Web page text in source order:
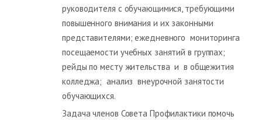
руководителя с обучающимися, требующими
повышенного внимания и их законными
представителями; ежедневного мониторинга
посещаемости учебных занятий в группах;
рейды по месту жительства и в общежития
колледжа; анализ внеурочной занятости
обучающихся.
Задача членов Совета Профилактики помочь